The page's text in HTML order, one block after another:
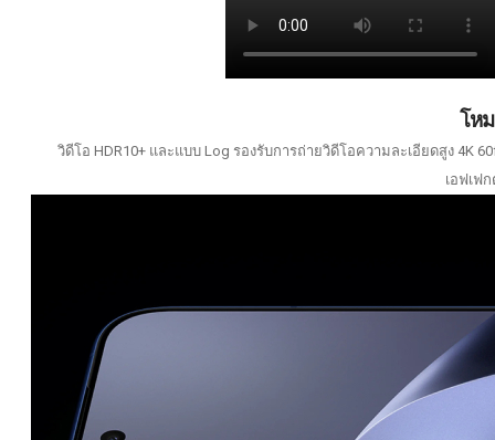
โห
วิดีโอ HDR10+ และแบบ Log รองรับการถ่ายวิดีโอความละเอียดสูง
เอฟเฟ